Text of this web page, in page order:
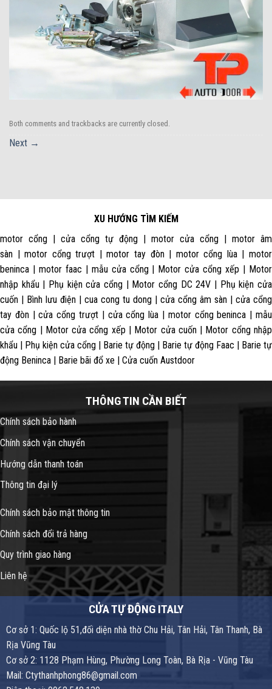
Both comments and trackbacks are currently closed.
Next →
XU HƯỚNG TÌM KIẾM
motor cổng | cửa cổng tự động | motor cửa cổng | motor âm
sàn | motor cổng trượt | motor tay đòn | motor cổng lùa | motor
beninca | motor faac | mẫu cửa cổng | Motor cửa cổng xếp | Motor
nhập khẩu | Phụ kiện cửa cổng | Motor cổng DC 24V | Phụ kiện cửa
cuốn | Bình lưu điện | cua cong tu dong | cửa cổng âm sàn | cửa cổng
tay đòn | cửa cổng trượt | cửa cổng lùa | motor cổng beninca | mẫu
cửa cổng | Motor cửa cổng xếp | Motor cửa cuốn | Motor cổng nhập
khẩu | Phụ kiện cửa cổng | Barie tự động | Barie tự động Faac | Barie tự
động Beninca | Barie bãi đổ xe | Cửa cuốn Austdoor
THÔNG TIN CẦN BIẾT
Chính sách bảo hành
Chính sách vận chuyển
Hướng dẫn thanh toán
Thông tin đại lý
Chính sách bảo mật thông tin
Chính sách đổi trả hàng
Quy trình giao hàng
Liên hệ
CỬA TỰ ĐỘNG ITALY
Cơ sở 1: Quốc lộ 51,đối diện nhà thờ Chu Hải, Tân Hải, Tân Thanh, Bà
Rịa Vũng Tàu
Cơ sở 2: 1128 Phạm Hùng, Phường Long Toàn, Bà Rịa - Vũng Tàu
Mail: Ctythanhphong86@gmail.com